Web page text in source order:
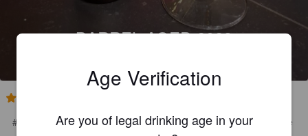
BARREL AGED 2023
#22 Un arrière goût caramélisé, un très bon goût de whisky. Une
Age Verification
Are you of legal drinking age in your